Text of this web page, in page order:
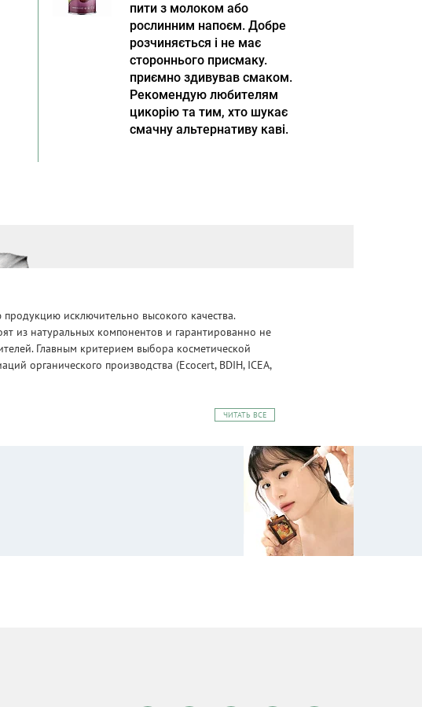
пити з молоком або
рослинним напоєм. Добре
розчиняється і не має
стороннього присмаку.
приємно здивував смаком.
Рекомендую любителям
цикорію та тим, хто шукає
смачну альтернативу каві.
исключительно высокого качества.
из натуральных компонентов и гарантированно не
Главным критерием выбора косметической
органического производства (Ecocert, BDIH, ICEA,
ЧИТАТЬ ВСЕ